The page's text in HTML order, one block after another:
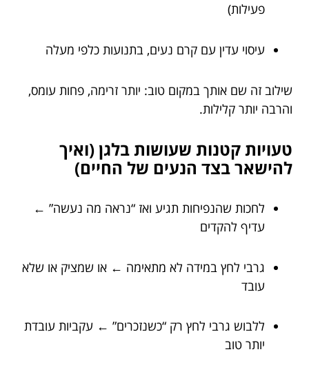
פעילות)
עיסוי עדין עם קרם נעים, בתנועות כלפי מעלה
שילוב זה שם אותך במקום טוב: יותר זרימה, פחות עומס,
והרבה יותר קלילות.
טעויות קטנות שעושות בלגן (ואיך
להישאר בצד הנעים של החיים)
לחכות שהנפיחות תגיע ואז “נראה מה נעשה” ←
עדיף להקדים
גרבי לחץ במידה לא מתאימה ← או שמציק או שלא
עובד
ללבוש גרבי לחץ רק “כשנזכרים” ← עקביות עובדת
יותר טוב